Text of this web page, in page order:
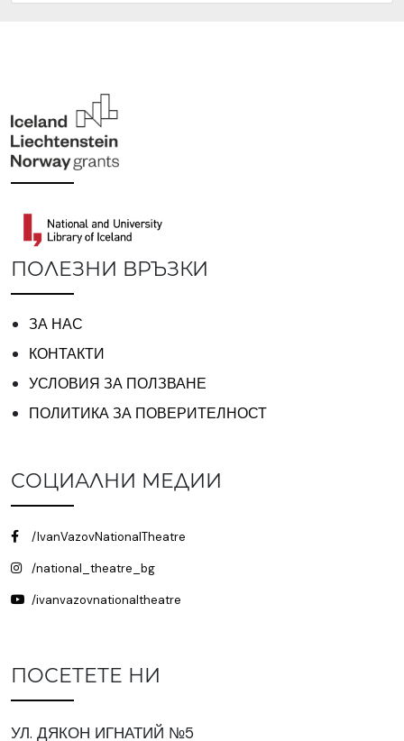
ПОЛЕЗНИ ВРЪЗКИ
ЗА НАС
КОНТАКТИ
УСЛОВИЯ ЗА ПОЛЗВАНЕ
ПОЛИТИКА ЗА ПОВЕРИТЕЛНОСТ
СОЦИАЛНИ МЕДИИ
/IvanVazovNationalTheatre
/national_theatre_bg
/ivanvazovnationaltheatre
ПОСЕТЕТЕ НИ
УЛ. ДЯКОН ИГНАТИЙ №5